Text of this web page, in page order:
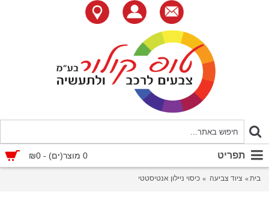
0 מוצר(ים) - ₪0 תפריט
בית ציוד צביעה כיסוי ניילון אנטיסטטי